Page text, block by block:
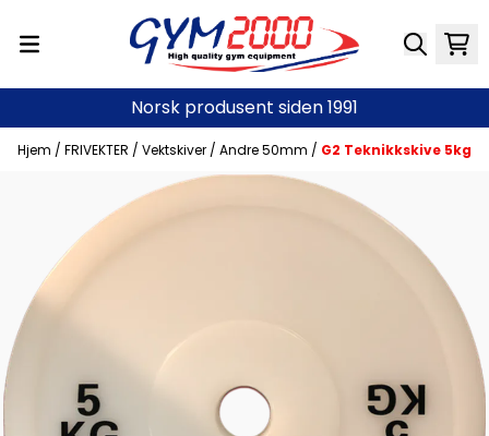
Norsk produsent siden 1991
Hjem / FRIVEKTER / Vektskiver / Andre 50mm / G2 Teknikkskive 5kg